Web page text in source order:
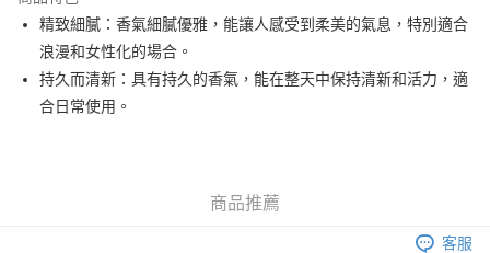
AlipayHK
PayMe
WeChat Pay
銀行匯款 請將存款存到以下銀行帳戶，並於存款單據寫上訂單編號後電郵至
eshop@colourmix-cosmetics.com** **我們不會處理沒有提供存款單據的訂
單。 如果訂購後七個工作天內我們未能收到有關存款，有關訂單將被取消。
精致細膩：香氣細膩優雅，能讓人感受到柔美的氣息，特別適合
浪漫和女性化的場合。
持久而清新：具有持久的香氣，能在整天中保持清新和活力，適
合日常使用。
商品推薦
客服